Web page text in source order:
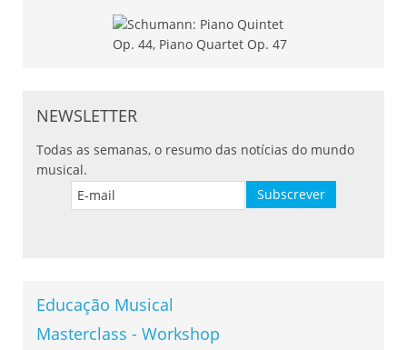
NEWSLETTER
Todas as semanas, o resumo das notícias do mundo
musical.
Educação Musical
Masterclass - Workshop